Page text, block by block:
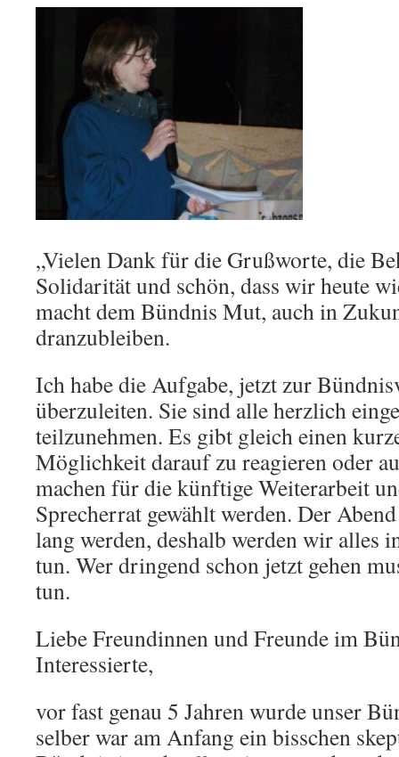
„Vielen Dank für die Grußworte, die
Solidarität und schön, dass wir heute
macht dem Bündnis Mut, auch in
dranzubleiben.
Ich habe die Aufgabe, jetzt zur
überzuleiten. Sie sind alle herzlich
teilzunehmen. Es gibt gleich einen
Möglichkeit darauf zu reagieren oder
machen für die künftige Weiterarbeit
Sprecherrat gewählt werden. Der
lang werden, deshalb werden wir alles
tun. Wer dringend schon jetzt gehen
tun.
Liebe Freundinnen und Freunde im
Interessierte,
vor fast genau 5 Jahren wurde unser
selber war am Anfang ein bisschen